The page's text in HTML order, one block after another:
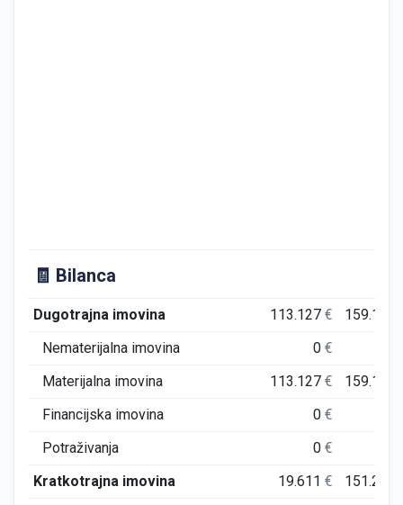
🧾 Bilanca
Dugotrajna imovina 113.127€ 159.101
Nematerijalna imovina
0€
Materijalna imovina
113.127€ 159.101
Financijska imovina
0€
Potraživanja
0€
Kratkotrajna imovina
19.611€ 151.239